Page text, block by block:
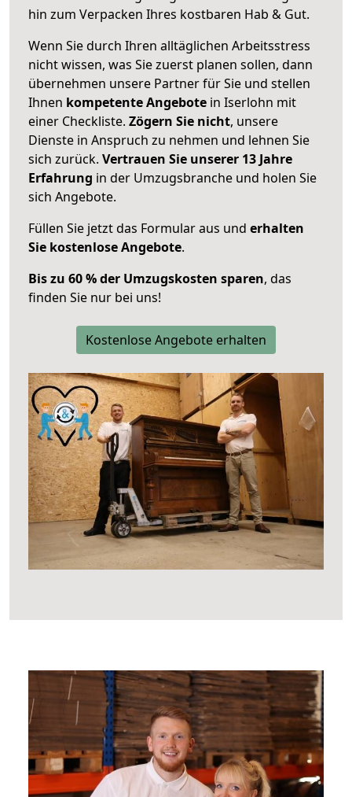
hin zum Verpacken Ihres kostbaren Hab & Gut.
Wenn Sie durch Ihren alltäglichen Arbeitsstress
nicht wissen, was Sie zuerst planen sollen, dann
übernehmen unsere Partner für Sie und stellen
Ihnen kompetente Angebote in Iserlohn mit
einer Checkliste. Zögern Sie nicht, unsere
Dienste in Anspruch zu nehmen und lehnen Sie
sich zurück. Vertrauen Sie unserer 13 Jahre
Erfahrung in der Umzugsbranche und holen Sie
sich Angebote.
Füllen Sie jetzt das Formular aus und erhalten
Sie kostenlose Angebote.
Bis zu 60 % der Umzugskosten sparen, das
finden Sie nur bei uns!
Kostenlose Angebote erhalten